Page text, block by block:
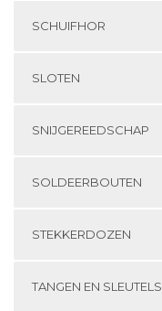
SCHUIFHOR
SLOTEN
SNIJGEREEDSCHAP
SOLDEERBOUTEN
STEKKERDOZEN
TANGEN EN SLEUTELS